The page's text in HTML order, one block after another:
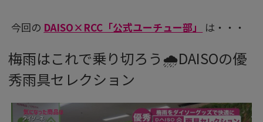
今回の DAISO×RCC「公式ユーチュー部」 は・・・
梅雨はこれで乗り切ろう🌧️DAISOの優
秀雨具セレクション